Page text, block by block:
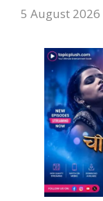
5 August 2026